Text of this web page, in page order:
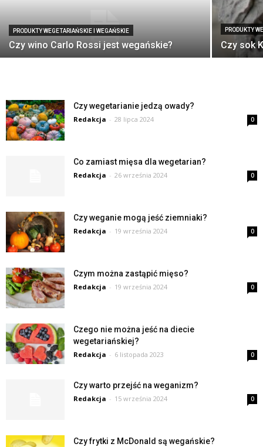
PRODUKTY WEGETARIAŃSKIE I WEGAŃSKIE
Czy wino Carlo Rossi jest wegańskie?
PRODUKTY
Czy sok
Czy wegetarianie jedzą owady?
Redakcja - 28 lipca 2024 0
Co zamiast mięsa dla wegetarian?
Redakcja - 26 września 2024 0
Czy weganie mogą jeść ziemniaki?
Redakcja - 19 września 2024 0
Czym można zastąpić mięso?
Redakcja - 19 września 2024 0
Czego nie można jeść na diecie
wegetariańskiej?
Redakcja - 6 listopada 2023 0
Czy warto przejść na weganizm?
Redakcja - 15 września 2024 0
Czy frytki z McDonald są wegańskie?